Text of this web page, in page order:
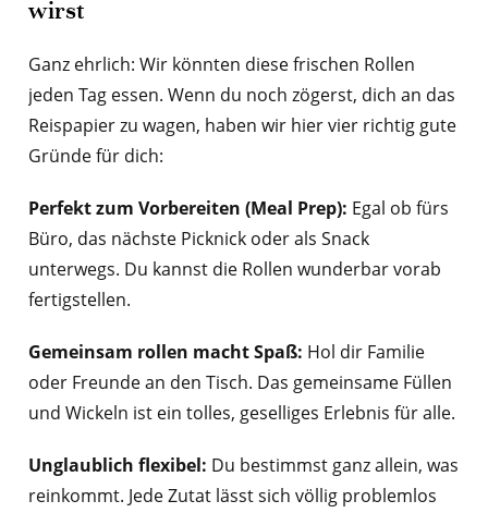
wirst
Ganz ehrlich: Wir könnten diese frischen Rollen
jeden Tag essen. Wenn du noch zögerst, dich an das
Reispapier zu wagen, haben wir hier vier richtig gute
Gründe für dich:
Perfekt zum Vorbereiten (Meal Prep): Egal ob fürs
Büro, das nächste Picknick oder als Snack
unterwegs. Du kannst die Rollen wunderbar vorab
fertigstellen.
Gemeinsam rollen macht Spaß: Hol dir Familie
oder Freunde an den Tisch. Das gemeinsame Füllen
und Wickeln ist ein tolles, geselliges Erlebnis für alle.
Unglaublich flexibel: Du bestimmst ganz allein, was
reinkommt. Jede Zutat lässt sich völlig problemlos